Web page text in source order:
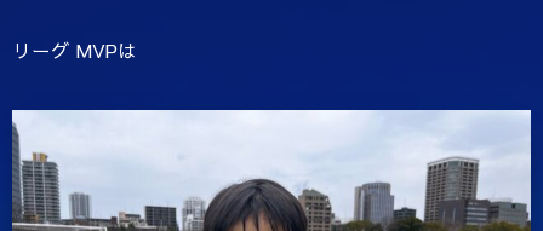
リーグ MVPは